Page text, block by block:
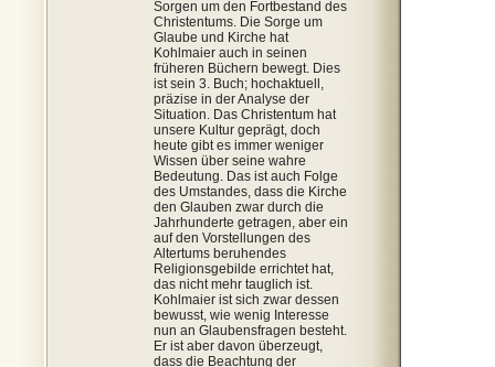
Sorgen um den Fortbestand des
Christentums. Die Sorge um
Glaube und Kirche hat
Kohlmaier auch in seinen
früheren Büchern bewegt. Dies
ist sein 3. Buch; hochaktuell,
präzise in der Analyse der
Situation. Das Christentum hat
unsere Kultur geprägt, doch
heute gibt es immer weniger
Wissen über seine wahre
Bedeutung. Das ist auch Folge
des Umstandes, dass die Kirche
den Glauben zwar durch die
Jahrhunderte getragen, aber ein
auf den Vorstellungen des
Altertums beruhendes
Religionsgebilde errichtet hat,
das nicht mehr tauglich ist.
Kohlmaier ist sich zwar dessen
bewusst, wie wenig Interesse
nun an Glaubensfragen besteht.
Er ist aber davon überzeugt,
dass die Beachtung der